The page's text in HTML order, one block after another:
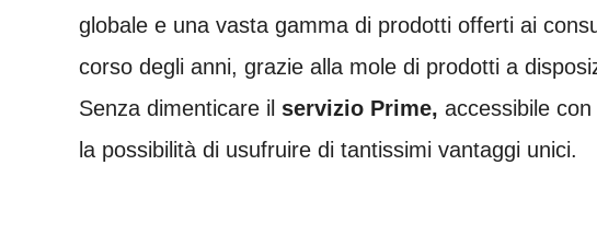
globale e una vasta gamma di prodotti offerti ai
corso degli anni, grazie alla mole di prodotti a
Senza dimenticare il servizio Prime, accessibile
la possibilità di usufruire di tantissimi vantaggi unici.